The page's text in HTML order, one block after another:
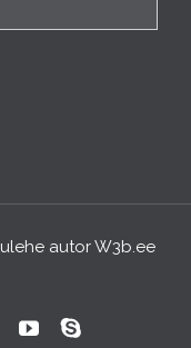
autorW3b.ee
 